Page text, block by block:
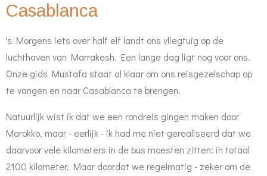
Casablanca
's Morgens iets over half elf landt ons vliegtuig op de
luchthaven van Marrakesh. Een lange dag ligt nog voor ons.
Onze gids Mustafa staat al klaar om ons reisgezelschap op
te vangen en naar Casablanca te brengen.
Natuurlijk wist ik dat we een rondreis gingen maken door
Marokko, maar - eerlijk - ik had me niet gerealiseerd dat we
daarvoor vele kilometers in de bus moesten zitten: in totaal
2100 kilometer. Maar doordat we regelmatig - zeker om de